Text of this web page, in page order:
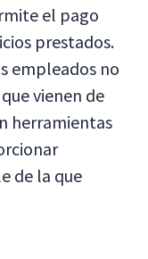
el pago
prestados.
empleados no
vienen de
herramientas
de la que